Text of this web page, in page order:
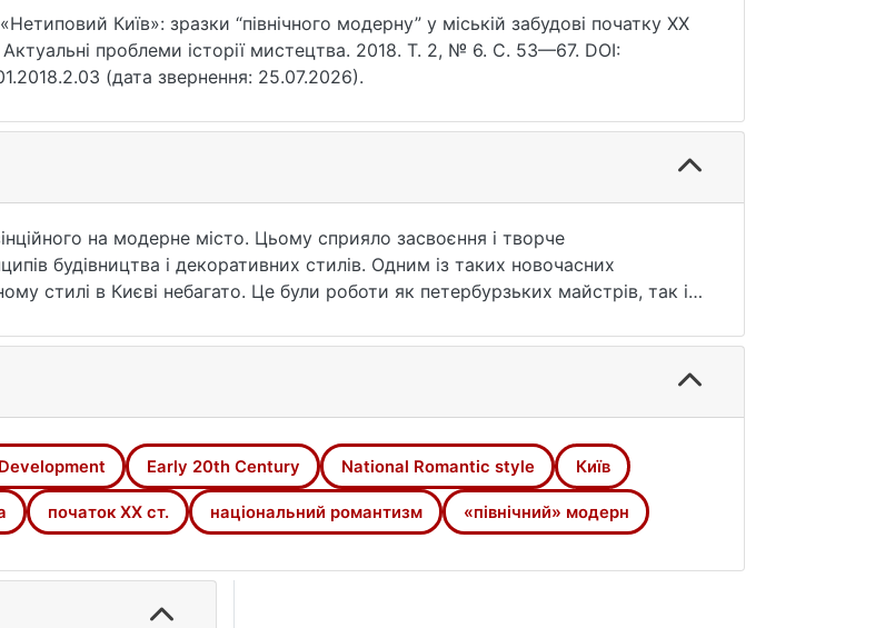
Київ»: зразки “північного модерну” у міській забудові початку ХХ
Актуальні проблеми історії мистецтва. 2018. Т. 2, № 6. С. 53—67. DOI:
(дата звернення: 25.07.2026).
на модерне місто. Цьому сприяло засвоєння і творче
будівництва і декоративних стилів. Одним із таких новочасних
стилі в Києві небагато. Це були роботи як петербурзьких майстрів, так і
не пряме наслідування архітектури «національного романтизму», а
або загальної стилістики.
Early 20th Century National Romantic style Київ
початок ХХ ст. національний романтизм «північний» модерн